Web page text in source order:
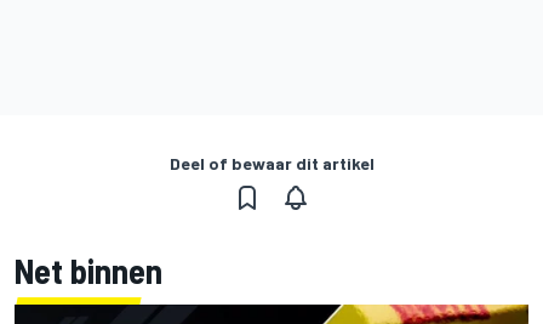
Deel of bewaar dit artikel
Net binnen